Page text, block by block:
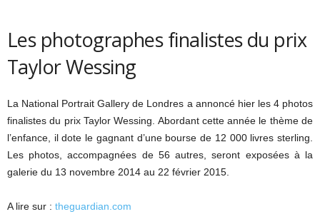
Les photographes finalistes du prix
Taylor Wessing
La National Portrait Gallery de Londres a annoncé hier les 4 photos
finalistes du prix Taylor Wessing. Abordant cette année le thème de
l’enfance, il dote le gagnant d’une bourse de 12 000 livres sterling.
Les photos, accompagnées de 56 autres, seront exposées à la
galerie du 13 novembre 2014 au 22 février 2015.
A lire sur : theguardian.com